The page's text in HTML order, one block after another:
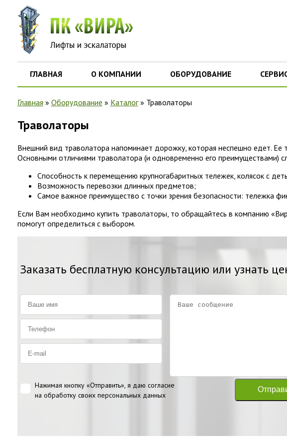
ГЛАВНАЯ О КОМПАНИИ ОБОРУДОВАНИЕ
Главная » Оборудование » Каталог» Траволаторы
Траволаторы
Внешний вид траволатора напоминает дорожку, которая неспешно едет.
Основными отличиями траволатора (и одновременно его преимуществами)
Способность к перемещению крупногабаритных тележек, колясок с
Возможность перевозки длинных предметов;
Самое важное преимущество с точки зрения безопасности: тележка
Если Вам необходимо купить траволаторы, то обращайтесь в компанию
помогут определиться с выбором.
Заказать бесплатную консультацию или узнать
Нажимая кнопку «Отправить», я даю согласие
на обработку своих персональных данных